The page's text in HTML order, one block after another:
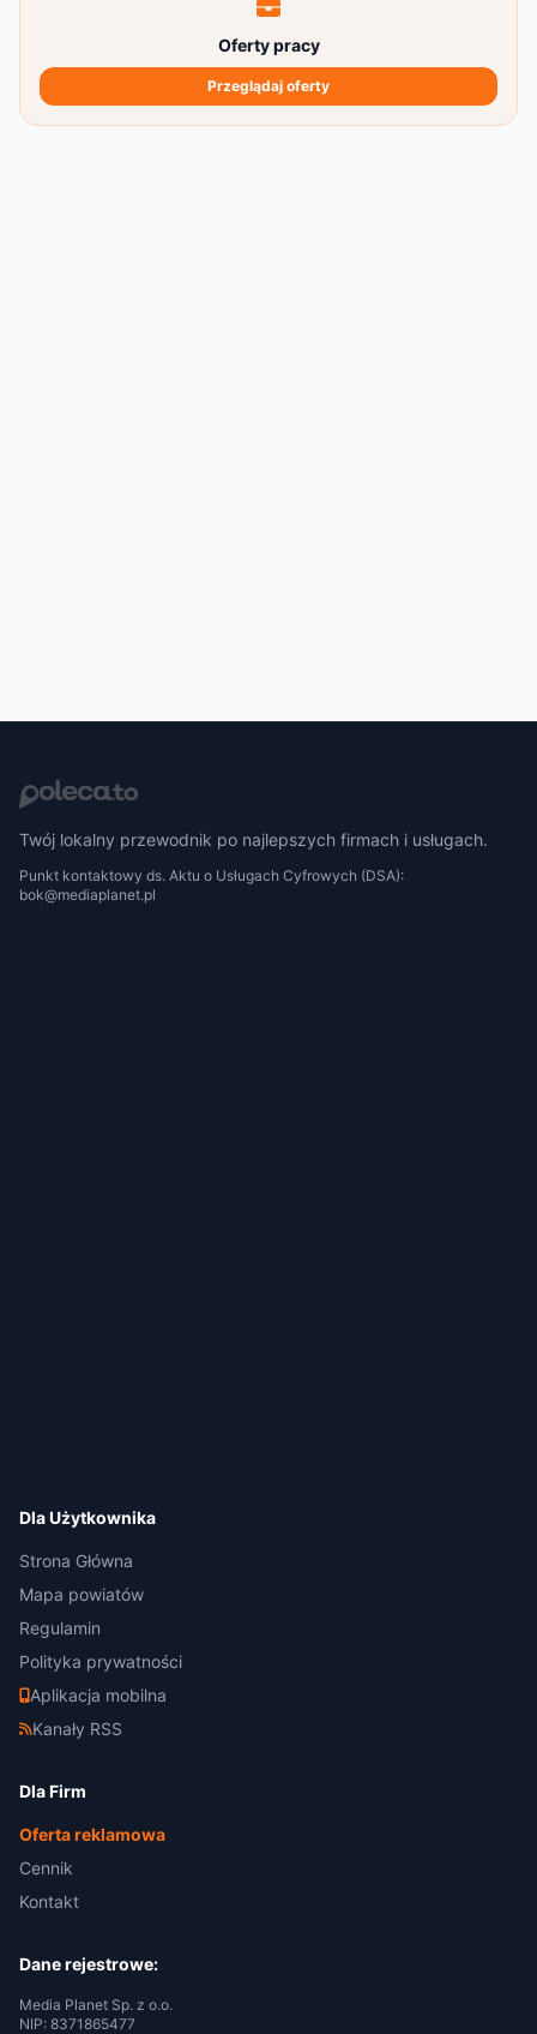
Oferty pracy
Przeglądaj oferty
Twój lokalny przewodnik po najlepszych firmach i usługach.
Punkt kontaktowy ds. Aktu o Usługach Cyfrowych (DSA):
bok@mediaplanet.pl
Dla Użytkownika
Strona Główna
Mapa powiatów
Regulamin
Polityka prywatności
Aplikacja mobilna
Kanały RSS
Dla Firm
Oferta reklamowa
Cennik
Kontakt
Dane rejestrowe:
Media Planet Sp. z o.o.
NIP: 8371865477